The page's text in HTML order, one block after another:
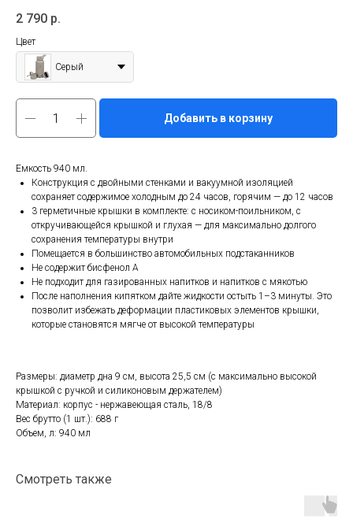
2 790 р.
Цвет
Серый
Добавить в корзину
Емкость 940 мл.
Конструкция с двойными стенками и вакуумной изоляцией
сохраняет содержимое холодным до 24 часов, горячим — до 12 часов
3 герметичные крышки в комплекте: с носиком-поильником, с
откручивающейся крышкой и глухая — для максимально долгого
сохранения температуры внутри
Помещается в большинство автомобильных подстаканников
Не содержит бисфенол А
Не подходит для газированных напитков и напитков с мякотью
После наполнения кипятком дайте жидкости остыть 1–3 минуты. Это
позволит избежать деформации пластиковых элементов крышки,
которые становятся мягче от высокой температуры
Размеры: диаметр дна 9 см, высота 25,5 см (с максимально высокой
крышкой с ручкой и силиконовым держателем)
Материал: корпус - нержавеющая сталь, 18/8
Вес брутто (1 шт.): 688 г
Объем, л: 940 мл
Смотреть также